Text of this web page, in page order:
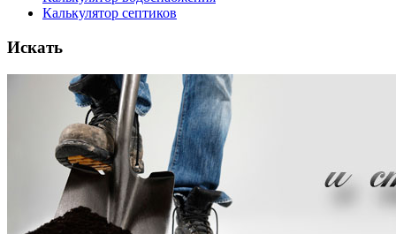
Калькулятор септиков
Искать